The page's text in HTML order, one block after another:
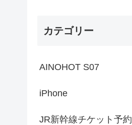
カテゴリー
AINOHOT S07
iPhone
JR新幹線チケット予約